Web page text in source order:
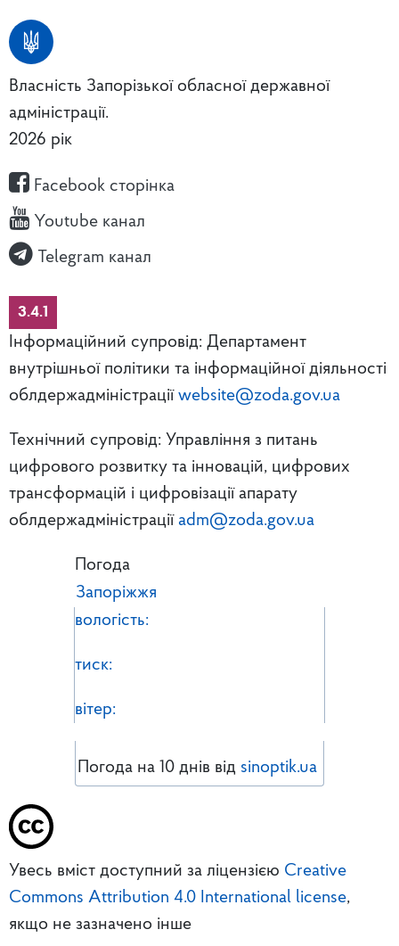
Власність Запорізької обласної державної
адміністрації.
2026 рік
Facebook сторінка
Youtube канал
Telegram канал
3.4.1
Інформаційний супровід: Департамент
внутрішньої політики та інформаційної діяльності
облдержадміністрації website@zoda.gov.ua
Технічний супровід: Управління з питань
цифрового розвитку та інновацій, цифрових
трансформацій і цифровізації апарату
облдержадміністрації adm@zoda.gov.ua
Погода
Запоріжжя
вологість:
тиск:
вітер:
Погода на 10 днів від sinoptik.ua
Увесь вміст доступний за ліцензією Creative
Commons Attribution 4.0 International license,
якщо не зазначено інше